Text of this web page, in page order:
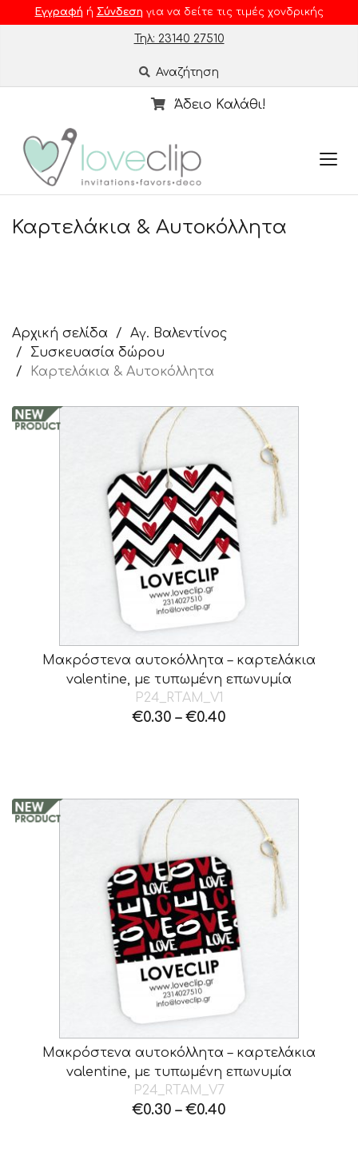
Εγγραφή ή Σύνδεση για να δείτε τις τιμές χονδρικής
Τηλ: 23140 27510
Αναζήτηση
Άδειο Καλάθι!
Καρτελάκια & Αυτοκόλλητα
Αρχική σελίδα
Αγ. Βαλεντίνος
Συσκευασία δώρου
Καρτελάκια & Αυτοκόλλητα
Μακρόστενα αυτοκόλλητα – καρτελάκια
valentine, με τυπωμένη επωνυμία
P24_RTAM_V1
€0.30 – €0.40
Μακρόστενα αυτοκόλλητα – καρτελάκια
valentine, με τυπωμένη επωνυμία
P24_RTAM_V7
€0.30 – €0.40